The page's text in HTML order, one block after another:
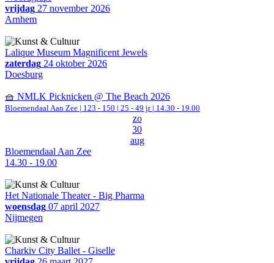
vrijdag 27 november 2026
Arnhem
Lalique Museum Magnificent Jewels
zaterdag 24 oktober 2026
Doesburg
🧺 NMLK Picknicken @ The Beach 2026
Bloemendaal Aan Zee | 123 - 150 | 25 - 49 jr | 14.30 - 19.00
zo
30
aug
Bloemendaal Aan Zee
14.30 - 19.00
Het Nationale Theater - Big Pharma
woensdag 07 april 2027
Nijmegen
Charkiv City Ballet - Giselle